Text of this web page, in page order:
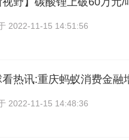
2022-11-15 14:51:56
看热讯:重庆蚂蚁消费金融
2022-11-15 14:48:36